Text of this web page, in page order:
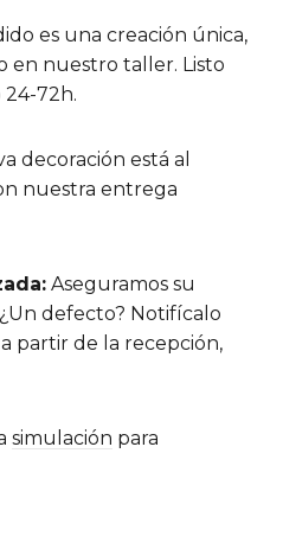
es una creación única,
en nuestro taller. Listo
24-72h.
decoración está al
nuestra entrega
Aseguramos su
defecto? Notifícalo
partir de la recepción,
simulación para